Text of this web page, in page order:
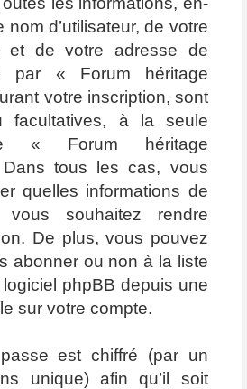
d’utilisateur, de votre
et de votre adresse de
par « Forum héritage
votre inscription, sont
facultatives, à la seule
« Forum héritage
tous les cas, vous
quelles informations de
vous souhaitez rendre
De plus, vous pouvez
abonner ou non à la liste
phpBB depuis une
sur votre compte.
est chiffré (par un
unique) afin qu’il soit